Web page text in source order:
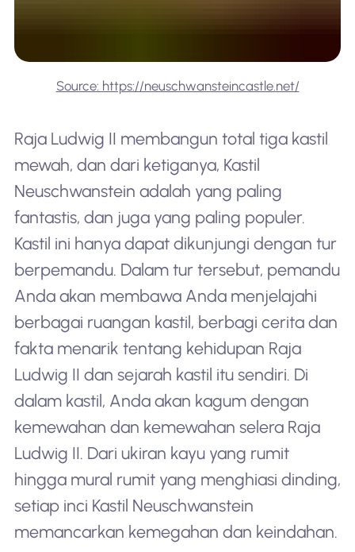
Source: https://neuschwansteincastle.net/
Raja Ludwig II membangun total tiga kastil
mewah, dan dari ketiganya, Kastil
Neuschwanstein adalah yang paling
fantastis, dan juga yang paling populer.
Kastil ini hanya dapat dikunjungi dengan tur
berpemandu. Dalam tur tersebut, pemandu
Anda akan membawa Anda menjelajahi
berbagai ruangan kastil, berbagi cerita dan
fakta menarik tentang kehidupan Raja
Ludwig II dan sejarah kastil itu sendiri. Di
dalam kastil, Anda akan kagum dengan
kemewahan dan kemewahan selera Raja
Ludwig II. Dari ukiran kayu yang rumit
hingga mural rumit yang menghiasi dinding,
setiap inci Kastil Neuschwanstein
memancarkan kemegahan dan keindahan.